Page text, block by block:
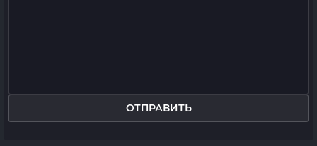
ОТПРАВИТЬ